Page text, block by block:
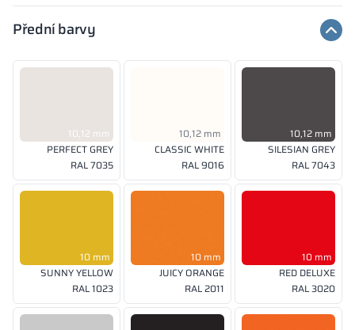
Přední barvy
10,12 mm
PERFECT GREY
RAL 7035
10,12 mm
CLASSIC WHITE
RAL 9016
10,12 mm
SILESIAN GREY
RAL 7043
10 mm
SUNNY YELLOW
RAL 1023
10 mm
JUICY ORANGE
RAL 2011
10 mm
RED DELUXE
RAL 3020